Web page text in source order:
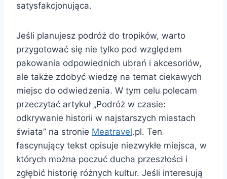
satysfakcjonująca.
Jeśli planujesz podróż do tropików, warto
przygotować się nie tylko pod względem
pakowania odpowiednich ubrań i akcesoriów,
ale także zdobyć wiedzę na temat ciekawych
miejsc do odwiedzenia. W tym celu polecam
przeczytać artykuł „Podróż w czasie:
odkrywanie historii w najstarszych miastach
świata” na stronie Meatravel.pl. Ten
fascynujący tekst opisuje niezwykłe miejsca, w
których można poczuć ducha przeszłości i
zgłębić historię różnych kultur. Jeśli interesują